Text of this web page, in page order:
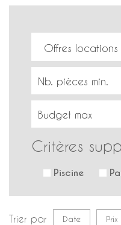
Offres
Critères
Piscine
Trier par Date Prix